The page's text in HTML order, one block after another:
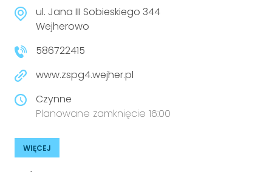
niepełnosprawnościami
Prawa osób z niepełnosprawnościami
Aktualności
Urządzenia IoT
ul. Jana III Sobieskiego 344
Wejherowo
586722415
www.zspg4.wejher.pl
Czynne
Planowane zamknięcie 16:00
WIĘCEJ